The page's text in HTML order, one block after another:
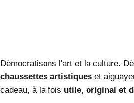
Démocratisons l'art et la culture.
chaussettes artistiques et
cadeau, à la fois utile, original et